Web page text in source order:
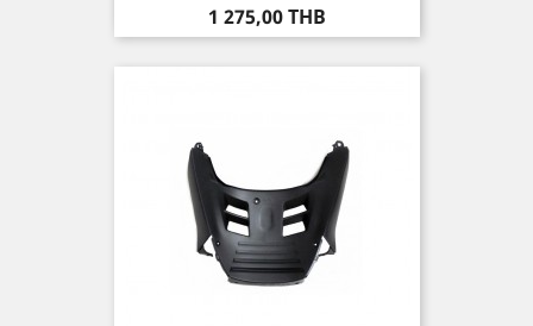
Prix
1 275,00 THB